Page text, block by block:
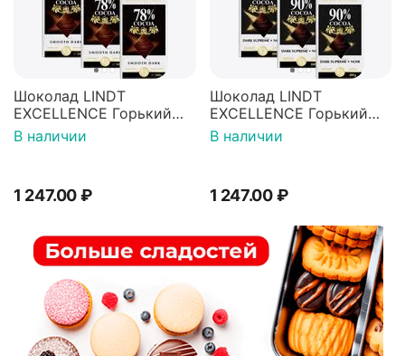
Шоколад LINDT
EXCELLENCE Горький
78% Какао 100г 3штуки
В наличии
1 247.00₽
Шоколад LINDT
EXCELLENCE Горький
90% Какао 100г 3штуки
В наличии
1 247.00 ₽